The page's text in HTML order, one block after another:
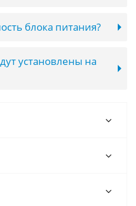
блока питания?
установлены на